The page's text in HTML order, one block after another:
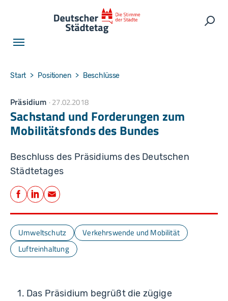
You are here:
Start Positionen Beschlüsse
Präsidium 27.02.2018
Sachstand und Forderungen zum
Mobilitätsfonds des Bundes
Beschluss des Präsidiums des Deutschen
Städtetages
Teilen
Facebook
LinkedIn
E-Mail
Umweltschutz
Verkehrswende und Mobilität
Luftreinhaltung
Das Präsidium begrüßt die zügige